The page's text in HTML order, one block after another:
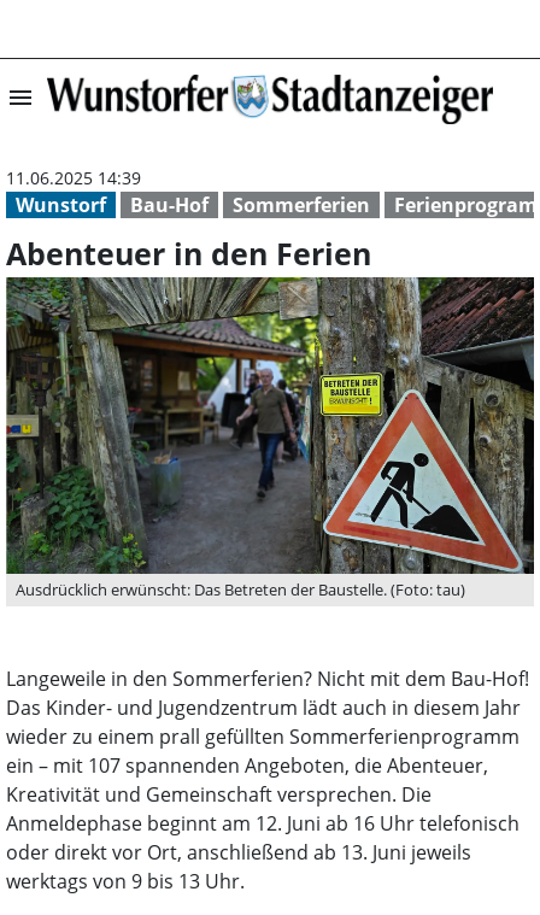
menu Abenteuer in
Wunstorf Bau-Hof Sommerferien
11.06.2025 14:39
Abenteuer in den Ferien
Ausdrücklich erwünscht: Das Betreten der Baustelle. (Foto: tau)
Langeweile in den Sommerferien? Nicht mit dem Bau-Hof!
Das Kinder- und Jugendzentrum lädt auch in diesem Jahr
wieder zu einem prall gefüllten Sommerferienprogramm
ein – mit 107 spannenden Angeboten, die Abenteuer,
Kreativität und Gemeinschaft versprechen. Die
Anmeldephase beginnt am 12. Juni ab 16 Uhr telefonisch
oder direkt vor Ort, anschließend ab 13. Juni jeweils
werktags von 9 bis 13 Uhr.